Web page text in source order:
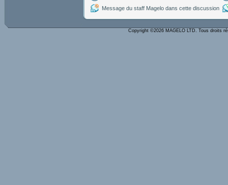
Message du staff Magelo dans cette discussion
Copyright ©2026 MAGELO LTD. Tous droits